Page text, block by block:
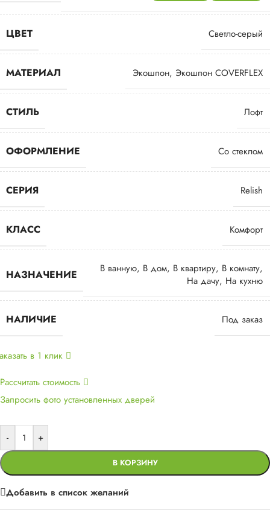
ЦВЕТ Светло-серый
МАТЕРИАЛ Экошпон, Экошпон COVERFLEX
СТИЛЬ Лофт
ОФОРМЛЕНИЕ Со стеклом
СЕРИЯ Relish
КЛАСС Комфорт
НАЗНАЧЕНИЕ В ванную, В дом, В квартиру, В комнату,
На дачу, На кухню
НАЛИЧИЕ Под заказ
в 1 клик
Рассчитать стоимость
Запросить фото установленных дверей
- +
В КОРЗИНУ
Добавить в список желаний